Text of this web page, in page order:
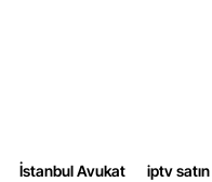
İstanbul Avukat iptv